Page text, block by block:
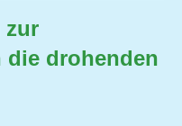
zur
die drohenden